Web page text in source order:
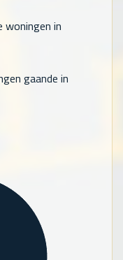
woningen in
gaande in